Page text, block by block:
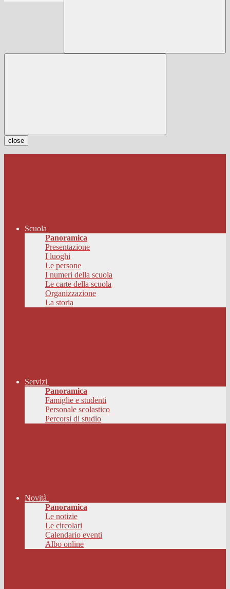
close
Scuola
Panoramica
Presentazione
I luoghi
Le persone
I numeri della scuola
Le carte della scuola
Organizzazione
La storia
Servizi
Panoramica
Famiglie e studenti
Personale scolastico
Percorsi di studio
Novità
Panoramica
Le notizie
Le circolari
Calendario eventi
Albo online